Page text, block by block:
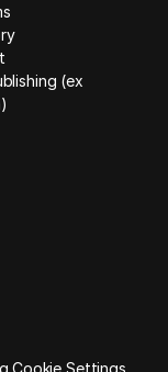
(ex